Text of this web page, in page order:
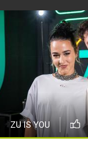
ZU IS YOU